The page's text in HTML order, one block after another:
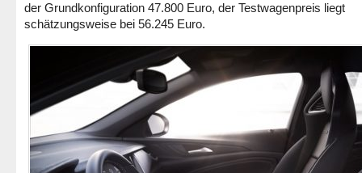
der Grundkonfiguration 47.800 Euro, der Testwagenpreis liegt
schätzungsweise bei 56.245 Euro.